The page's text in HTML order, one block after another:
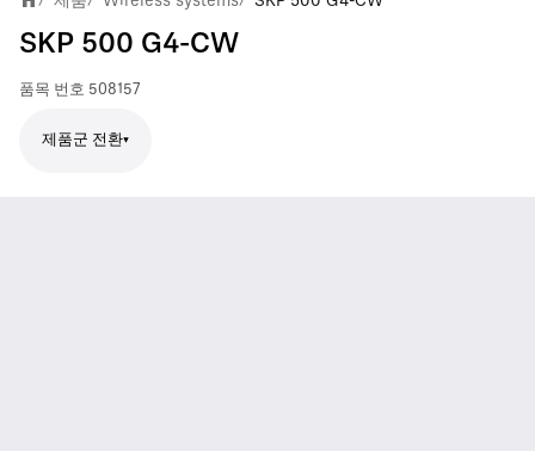
SKP 500 G4-CW
품목 번호 508157
제품군 전환